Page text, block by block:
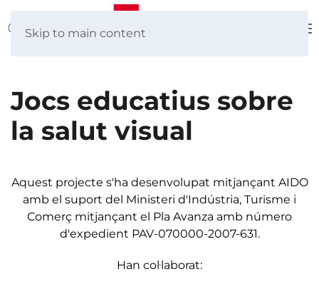
Skip to main content
Jocs educatius sobre
la salut visual
Aquest projecte s'ha desenvolupat mitjançant AIDO
amb el suport del Ministeri d'Indústria, Turisme i
Comerç mitjançant el Pla Avanza amb número
d'expedient PAV-070000-2007-631.
Han col·laborat: